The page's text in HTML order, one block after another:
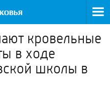
кровельные
в ходе
школы в